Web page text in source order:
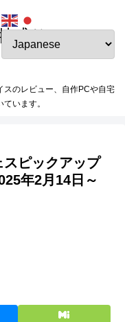
盛り
スのレビュー、自作PCや自宅
います。
スピックアップ
年2月14日～